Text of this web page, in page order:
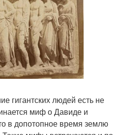
гигантских людей есть не
миф о Давиде и
в допотопное время землю